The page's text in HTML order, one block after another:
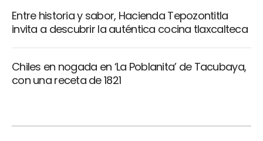
Entre historia y sabor, Hacienda Tepozontitla
invita a descubrir la auténtica cocina tlaxcalteca
Chiles en nogada en ‘La Poblanita’ de Tacubaya,
con una receta de 1821